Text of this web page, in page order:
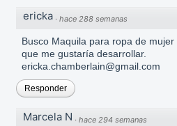
ericka ·hace 288 semanas
Busco Maquila para ropa de
que me gustaría desarrollar.
ericka.chamberlain@gmail.com
Responder
Marcela N ·hace 294 semanas